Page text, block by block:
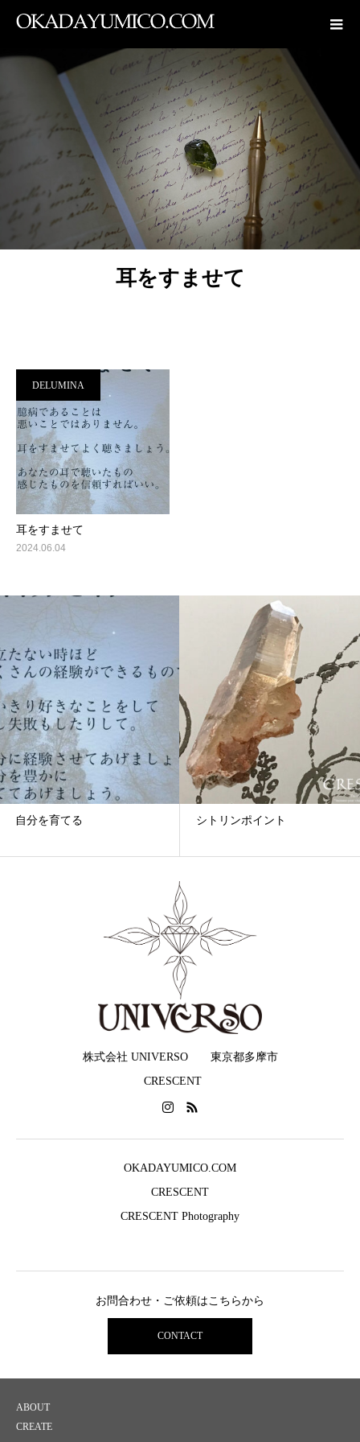
ブログ一覧
耳をすませて
DELUMINA
耳をすませて
2024.06.04
自分を育てる シトリンポイント
株式会社 UNIVERSO 東京都多摩市
CRESCENT
OKADAYUMICO.COM
CRESCENT
CRESCENT Photography
お問合わせ・ご依頼はこちらから
CONTACT
ABOUT
CREATE